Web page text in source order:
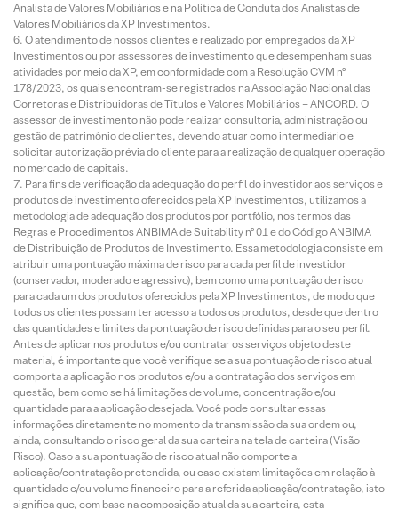
Analista de Valores Mobiliários e na Política de Conduta dos Analistas de
Valores Mobiliários da XP Investimentos.
O atendimento de nossos clientes é realizado por empregados da XP
Investimentos ou por assessores de investimento que desempenham suas
atividades por meio da XP, em conformidade com a Resolução CVM nº
178/2023, os quais encontram-se registrados na Associação Nacional das
Corretoras e Distribuidoras de Títulos e Valores Mobiliários – ANCORD. O
assessor de investimento não pode realizar consultoria, administração ou
gestão de patrimônio de clientes, devendo atuar como intermediário e
solicitar autorização prévia do cliente para a realização de qualquer operação
no mercado de capitais.
Para fins de verificação da adequação do perfil do investidor aos serviços e
produtos de investimento oferecidos pela XP Investimentos, utilizamos a
metodologia de adequação dos produtos por portfólio, nos termos das
Regras e Procedimentos ANBIMA de Suitability nº 01 e do Código ANBIMA
de Distribuição de Produtos de Investimento. Essa metodologia consiste em
atribuir uma pontuação máxima de risco para cada perfil de investidor
(conservador, moderado e agressivo), bem como uma pontuação de risco
para cada um dos produtos oferecidos pela XP Investimentos, de modo que
todos os clientes possam ter acesso a todos os produtos, desde que dentro
das quantidades e limites da pontuação de risco definidas para o seu perfil.
Antes de aplicar nos produtos e/ou contratar os serviços objeto deste
material, é importante que você verifique se a sua pontuação de risco atual
comporta a aplicação nos produtos e/ou a contratação dos serviços em
questão, bem como se há limitações de volume, concentração e/ou
quantidade para a aplicação desejada. Você pode consultar essas
informações diretamente no momento da transmissão da sua ordem ou,
ainda, consultando o risco geral da sua carteira na tela de carteira (Visão
Risco). Caso a sua pontuação de risco atual não comporte a
aplicação/contratação pretendida, ou caso existam limitações em relação à
quantidade e/ou volume financeiro para a referida aplicação/contratação, isto
significa que, com base na composição atual da sua carteira, esta